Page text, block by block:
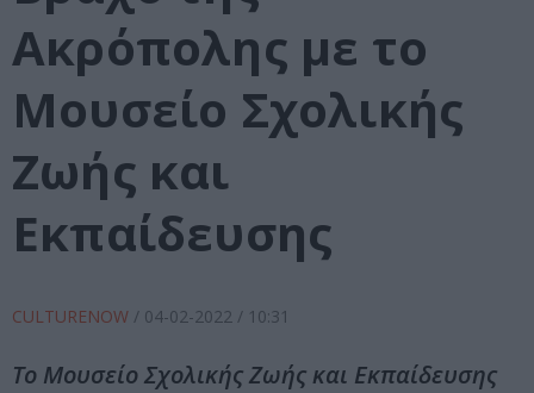
Ακρόπολης με το
Μουσείο Σχολικής
Ζωής και
Εκπαίδευσης
CULTURENOW / 04-02-2022 / 10:31
Το Μουσείο Σχολικής Ζωής και Εκπαίδευσης